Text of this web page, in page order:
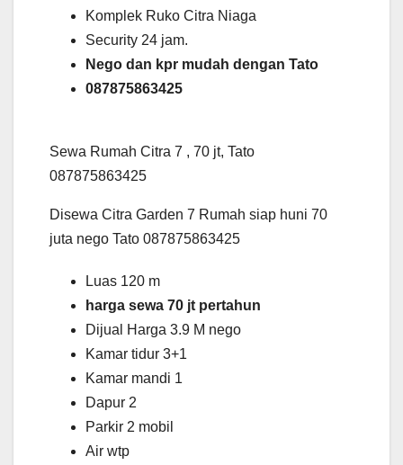
Komplek Ruko Citra Niaga
Security 24 jam.
Nego dan kpr mudah dengan Tato
087875863425
Sewa Rumah Citra 7 , 70 jt, Tato
087875863425
Disewa Citra Garden 7 Rumah siap huni 70
juta nego Tato 087875863425
Luas 120 m
harga sewa 70 jt pertahun
Dijual Harga 3.9 M nego
Kamar tidur 3+1
Kamar mandi 1
Dapur 2
Parkir 2 mobil
Air wtp